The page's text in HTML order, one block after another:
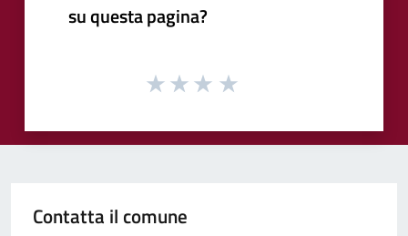
su questa pagina?
Contatta il comune